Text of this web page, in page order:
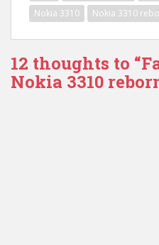
Nokia 3310
Nokia 3310
12 thoughts to
Nokia 3310